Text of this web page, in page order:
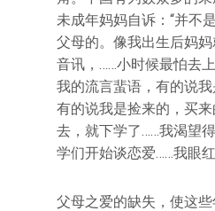
未成年妈妈自诉：“并不
父母的。像我出生后妈
音讯，……小时候最怕去
我的流言蜚语，有的说我
有的说我是捡来的，买
去，就下学了……我渴望
学们开始谈恋爱……我眼红
父母之爱的缺失，使这